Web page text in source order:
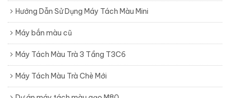
Hướng Dẫn Sử Dụng Máy Tách Màu Mini
Máy bắn màu cũ
Máy Tách Màu Trà 3 Tầng T3C6
Máy Tách Màu Trà Chè Mới